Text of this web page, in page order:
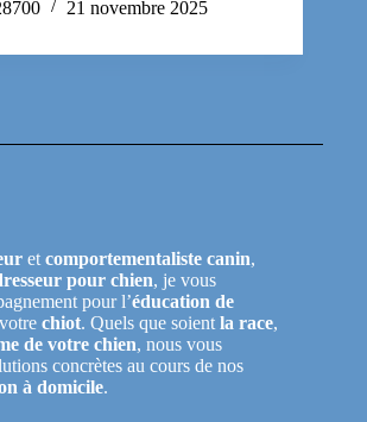
21 novembre 2025
et comportementaliste canin,
pour chien, je vous
pour l’éducation de
chiot. Quels que soient la race,
de votre chien, nous vous
concrètes au cours de nos
à domicile.